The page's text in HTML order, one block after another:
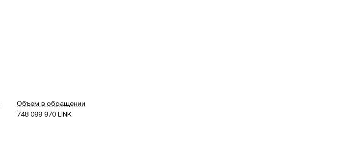
Объем в обращении
748 099 970 LINK